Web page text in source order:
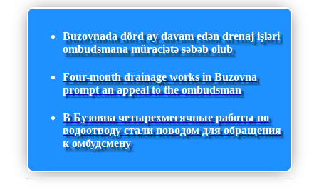
Buzovnada dörd ay davam edən drenaj işləri
ombudsmana müraciətə səbəb olub
Four-month drainage works in Buzovna
prompt an appeal to the ombudsman
В Бузовна четырехмесячные работы по
водоотводу стали поводом для обращения
к омбудсмену